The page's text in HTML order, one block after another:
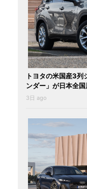
トヨタの米国産3列
ンダー」が日本全
3日 ago